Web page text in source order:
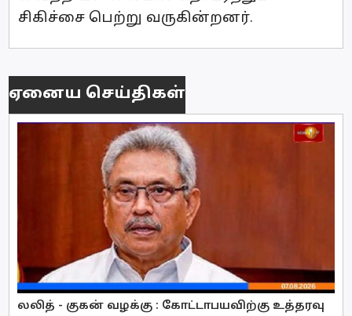
சிகிச்சை பெற்று வருகின்றனர்.
ஏனைய செய்திகள்
லலித் - குகன் வழக்கு : கோட்டாபயவிற்கு உத்தரவு